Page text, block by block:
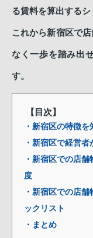
る賃料を算出するシ
これから新宿区で
なく一歩を踏み出
す。
【目次】
・新宿区の特徴
・新宿区で経営
・新宿区での店
度
・新宿区での店
ックリスト
・まとめ